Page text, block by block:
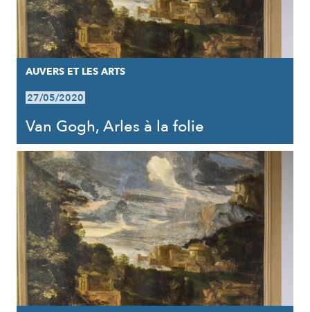
AUVERS ET LES ARTS
27/05/2020
Van Gogh, Arles à la folie